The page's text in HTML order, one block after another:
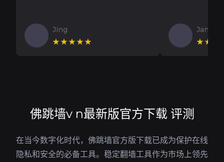
Jing
★★★★★
Jan V
佛跳墙v n最新版官方下载 评测
在当今数字化时代，佛跳墙官方版下载已成为保护在线
隐私和安全的必备工具。稳定翻墙工具作为市场上领先